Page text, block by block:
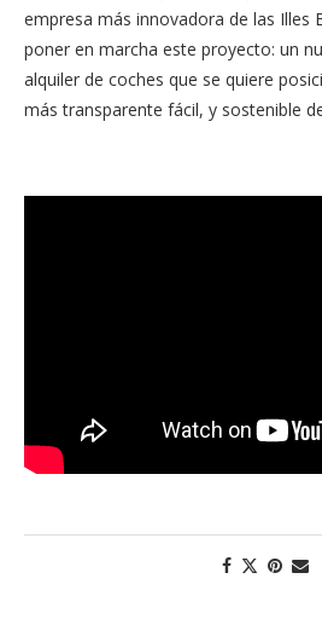
empresa más innovadora de las Illes
poner en marcha este proyecto: un
alquiler de coches que se quiere
más transparente fácil, y sostenible